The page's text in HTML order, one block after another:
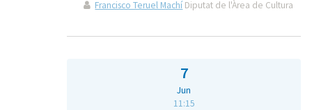
Francisco Teruel Machí Diputat de l'Àrea de Cultura
7
Jun
11:15